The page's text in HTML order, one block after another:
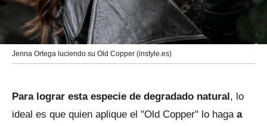
Jenna Ortega luciendo su Old Copper (instyle.es)
Para lograr esta especie de degradado natural, lo
ideal es que quien aplique el "Old Copper" lo hagaa